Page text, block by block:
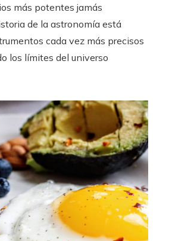
más potentes jamás
de la astronomía está
cada vez más precisos
los límites del universo